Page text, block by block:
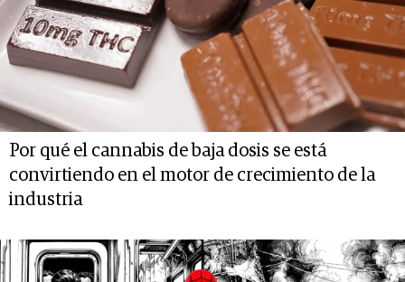
Por qué el cannabis de baja dosis se está
convirtiendo en el motor de crecimiento de la
industria